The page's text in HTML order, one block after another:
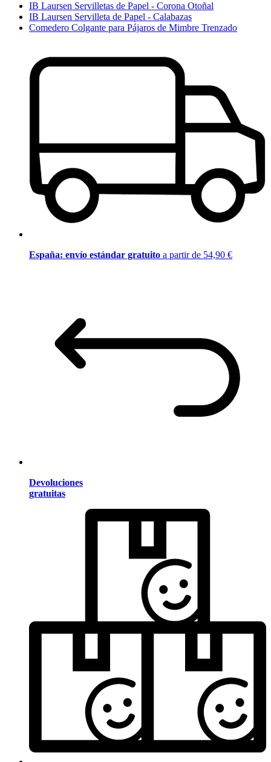
IB Laursen Servilletas de Papel - Corona Otoñal
IB Laursen Servilleta de Papel - Calabazas
Comedero Colgante para Pájaros de Mimbre Trenzado
España: envío estándar gratuito a partir de 54,90 €
Devoluciones
gratuitas